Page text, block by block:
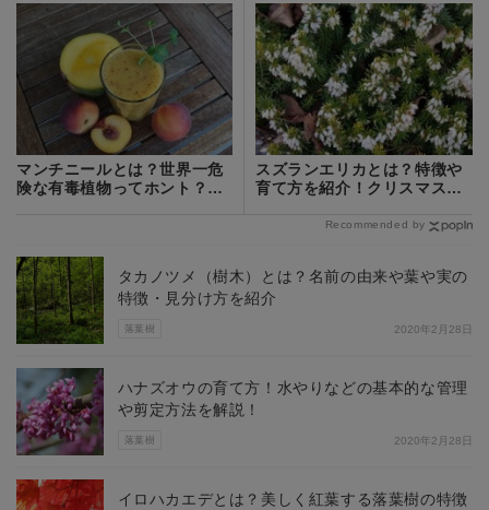
マンチニールとは？世界一危
険な有毒植物ってホント？成
スズランエリカとは？特徴や
育て方を紹介！クリスマスに
Recommended by
落葉樹
タカノツメ（樹木）とは？名前の由来や葉や実の
特徴・見分け方を紹介
2020年2月28日
落葉樹
ハナズオウの育て方！水やりなどの基本的な管理
や剪定方法を解説！
2020年2月28日
イロハカエデとは？美しく紅葉する落葉樹の特徴